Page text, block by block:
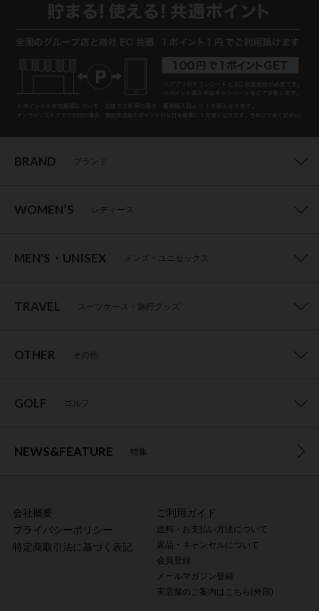
BRAND ブランド
WOMEN’S レディース
MEN'S・UNISEX メンズ・ユニセックス
TRAVEL スーツケース・旅行グッズ
OTHER その他
GOLF ゴルフ
NEWS&FEATURE 特集
会社概要
プライバシーポリシー
特定商取引法に基づく表記
ご利用ガイド
送料・お支払い方法について
返品・キャンセルについて
会員登録
メールマガジン登録
実店舗のご案内はこちら(外部)